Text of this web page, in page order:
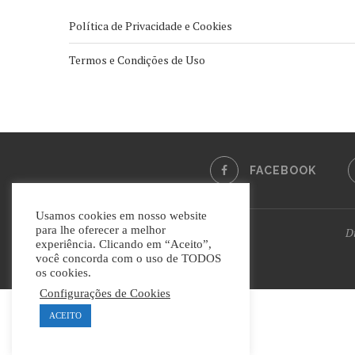
Política de Privacidade e Cookies
Termos e Condições de Uso
FACEBOOK
Usamos cookies em nosso website
para lhe oferecer a melhor
experiência. Clicando em “Aceito”,
você concorda com o uso de TODOS
os cookies.
Configurações de Cookies
ACEITO